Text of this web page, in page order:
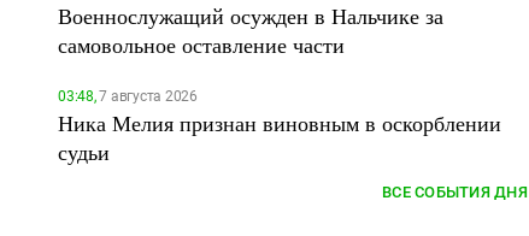
Военнослужащий осужден в Нальчике за
самовольное оставление части
03:48,7 августа 2026
Ника Мелия признан виновным в оскорблении
судьи
ВСЕ СОБЫТИЯ ДНЯ